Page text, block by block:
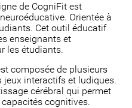
de CogniFit est
Orientée à
Cet outil éducatif
enseignants et
les étudiants.
composée de plusieurs
jeux interactifs et ludiques.
cérébral qui permet
cognitives.